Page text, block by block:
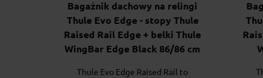
Bagażnik dachowy na relingi
Thule Evo Edge - stopy Thule
Raised Rail Edge + belki Thule
WingBar Edge Black 86/86 cm
Thule Evo Edge Raised Rail to